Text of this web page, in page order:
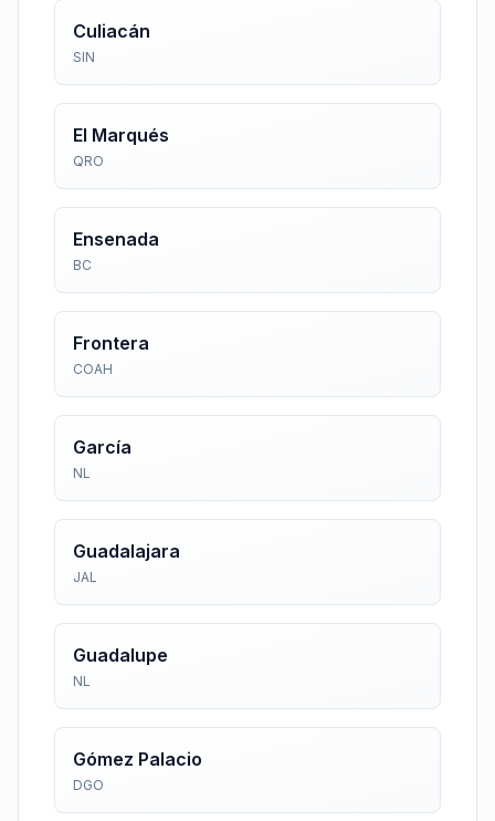
Culiacán
SIN
El Marqués
QRO
Ensenada
BC
Frontera
COAH
García
NL
Guadalajara
JAL
Guadalupe
NL
Gómez Palacio
DGO